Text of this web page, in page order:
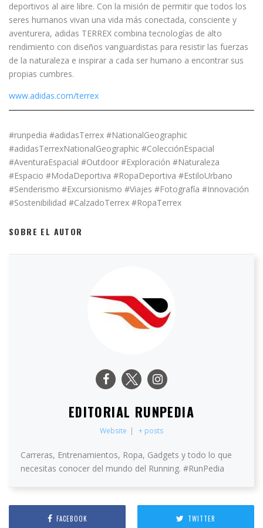
deportivos al aire libre. Con la misión de permitir que todos los
seres humanos vivan una vida más conectada, consciente y
aventurera, adidas TERREX combina tecnologías de alto
rendimiento con diseños vanguardistas para resistir las fuerzas
de la naturaleza e inspirar a cada ser humano a encontrar sus
propias cumbres.
www.adidas.com/terrex
#runpedia #adidasTerrex #NationalGeographic
#adidasTerrexNationalGeographic #ColecciónEspacial
#AventuraEspacial #Outdoor #Exploración #Naturaleza
#Espacio #ModaDeportiva #RopaDeportiva #EstiloUrbano
#Senderismo #Excursionismo #Viajes #Fotografía #Innovación
#Sostenibilidad #CalzadoTerrex #RopaTerrex
SOBRE EL AUTOR
EDITORIAL RUNPEDIA
Website | + posts
Carreras, Entrenamientos, Ropa, Gadgets y todo lo que
necesitas conocer del mundo del Running. #RunPedia
FACEBOOK TWITTER